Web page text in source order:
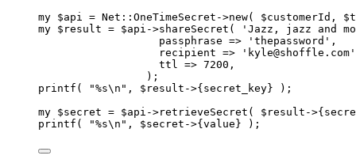
my $api = Net::OneTimeSecret ->new( $customerId ,
my $result = $api ->shareSecret( ' Jazz, jazz and
passphrase => ' thepassword ' ,
recipient => ' kyle@shoffle.com '
ttl
=> 7200,
);
printf ( "%s\n " , $result ->{ secret_key } );
my $secret = $api ->retrieveSecret( $result ->{
printf ( "%s\n " , $secret ->{ value } );